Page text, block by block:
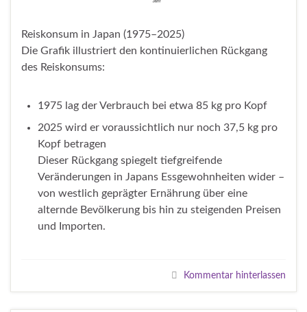
Reiskonsum in Japan (1975–2025)
Die Grafik illustriert den kontinuierlichen Rückgang
des Reiskonsums:
1975 lag der Verbrauch bei etwa 85 kg pro Kopf
2025 wird er voraussichtlich nur noch 37,5 kg pro
Kopf betragen
Dieser Rückgang spiegelt tiefgreifende
Veränderungen in Japans Essgewohnheiten wider –
von westlich geprägter Ernährung über eine
alternde Bevölkerung bis hin zu steigenden Preisen
und Importen.
Kommentar hinterlassen